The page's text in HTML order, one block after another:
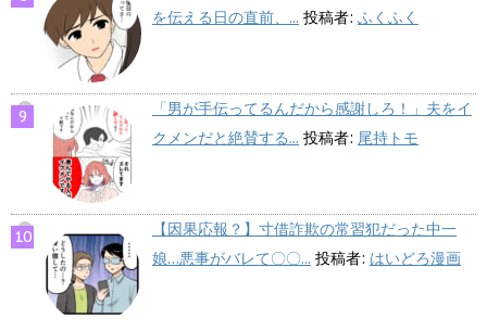
を伝える日の直前、... 投稿者: ふくふく
「男が手伝ってるんだから感謝しろ！」夫をイ
クメンだと絶賛する... 投稿者: 尾持トモ
【因果応報？】寸借詐欺の常習犯だった中一
娘…悪事がバレて〇〇... 投稿者: はいどろ漫画